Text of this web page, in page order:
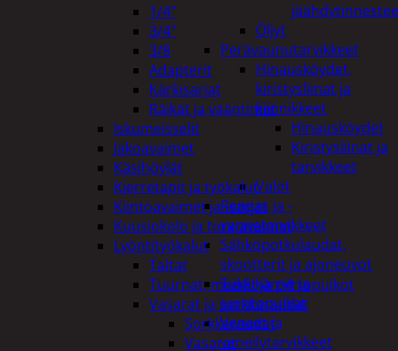
Öljyt
Perävaunutarvikkeet
Hinausköydet,
kiristysliinat ja
kiinnikkeet
Hinausköydet
Kiristysliinat ja
tarvikkeet
Valot
Rengas ja -
vannetarvikkeet
Sähköpotkulaudat,
skootterit ja ajoneuvot
Tukkikärryt ja
juontopulkat
Veneet ja
veneilytarvikkeet
1/4"
3/4"
3/8
Adapterit
Kärkisarjat
Räikät ja vääntimet
Iskumeisselit
Jakoavaimet
Käsihöylät
Kierretapit ja työkalut
Kiintoavaimet ja -sarjat
Kuusiokolo ja torx-avaimet
Lyöntityökalut
Taltat
Tuurnat, meistit ja piirtopuikot
Vasarat ja sorkkaraudat
Sorkkaraudat
Vasarat